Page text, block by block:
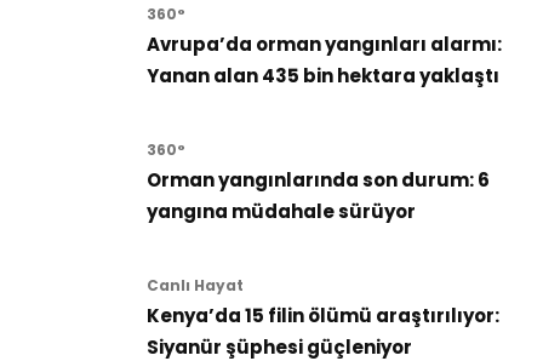
360°
Avrupa’da orman yangınları alarmı:
Yanan alan 435 bin hektara yaklaştı
360°
Orman yangınlarında son durum: 6
yangına müdahale sürüyor
Canlı Hayat
Kenya’da 15 filin ölümü araştırılıyor:
Siyanür şüphesi güçleniyor